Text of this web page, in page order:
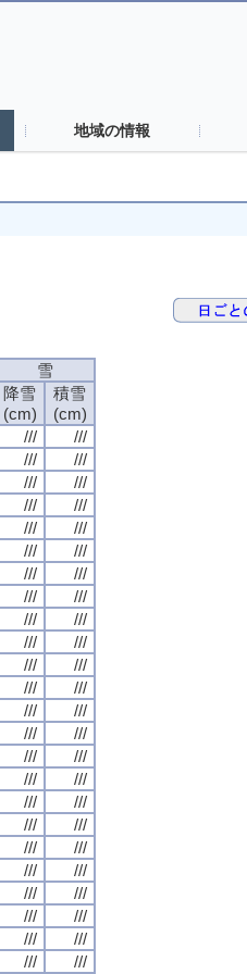
地域の情報
雪
降雪
(cm)
積雪
(cm)
///
///
///
///
///
///
///
///
///
///
///
///
///
///
///
///
///
///
///
///
///
///
///
///
///
///
///
///
///
///
///
///
///
///
///
///
///
///
///
///
///
///
///
///
///
///
/// ///